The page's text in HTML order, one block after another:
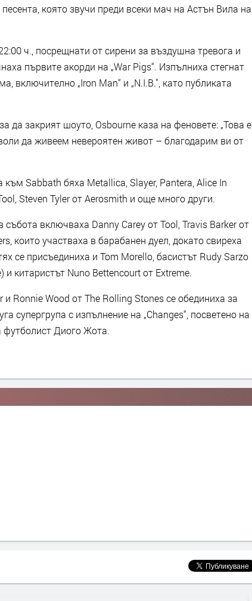
песента, която звучи преди всеки мач на Астън Вила на
ч., посрещнати от сирени за въздушна тревога и
първите акорди на „War Pigs“. Изпълниха стегнат
включително „Iron Man“ и „N.I.B.", като публиката
да закрият шоуто, Osbourne каза на феновете: „Това е
да живеем невероятен живот – благодарим ви от
Sabbath бяха Metallica, Slayer, Pantera, Alice In
Steven Tyler от Aerosmith и още много други.
включваха Danny Carey от Tool, Travis Barker от
които участваха в барабанен дуел, докато свиреха
се присъединиха и Tom Morello, басистът Rudy Sarzo
и китаристът Nuno Bettencourt от Extreme.
и Ronnie Wood от The Rolling Stones се обединиха за
супергрупа с изпълнение на „Changes“, посветено на
футболист Диого Жота.